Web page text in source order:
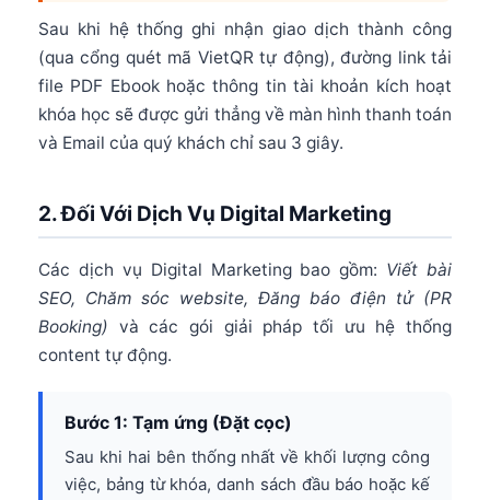
Sau khi hệ thống ghi nhận giao dịch thành công
(qua cổng quét mã VietQR tự động), đường link tải
file PDF Ebook hoặc thông tin tài khoản kích hoạt
khóa học sẽ được gửi thẳng về màn hình thanh toán
và Email của quý khách chỉ sau 3 giây.
2. Đối Với Dịch Vụ Digital Marketing
Các dịch vụ Digital Marketing bao gồm: Viết bài
SEO, Chăm sóc website, Đăng báo điện tử (PR
Booking) và các gói giải pháp tối ưu hệ thống
content tự động.
Bước 1: Tạm ứng (Đặt cọc)
Sau khi hai bên thống nhất về khối lượng công
việc, bảng từ khóa, danh sách đầu báo hoặc kế